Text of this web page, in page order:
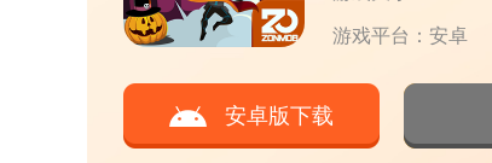
游戏平台：安卓
安卓版下载